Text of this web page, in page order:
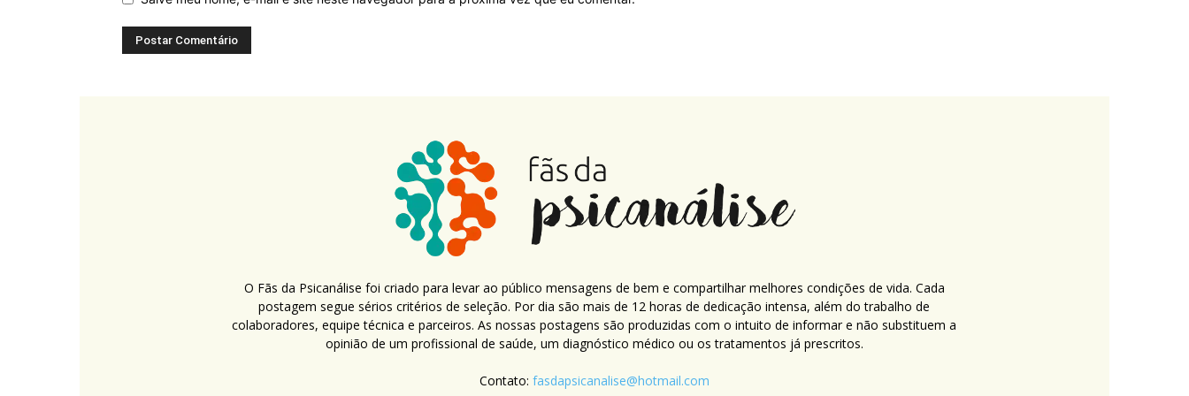
O Fãs da Psicanálise foi criado para levar ao público mensagens de bem e compartilhar melhores condições de vida. Cada
postagem segue sérios critérios de seleção. Por dia são mais de 12 horas de dedicação intensa, além do trabalho de
colaboradores, equipe técnica e parceiros. As nossas postagens são produzidas com o intuito de informar e não substituem a
opinião de um profissional de saúde, um diagnóstico médico ou os tratamentos já prescritos.
Contato: fasdapsicanalise@hotmail.com